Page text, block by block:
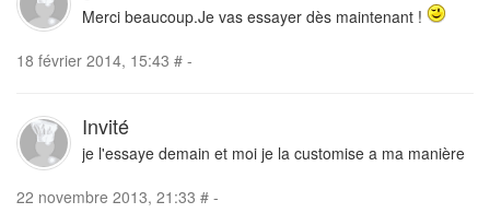
Merci beaucoup.Je vas essayer dès maintenant !
18 février 2014, 15:43 # -
Invité
je l'essaye demain et moi je la customise a ma manière
22 novembre 2013, 21:33 # -